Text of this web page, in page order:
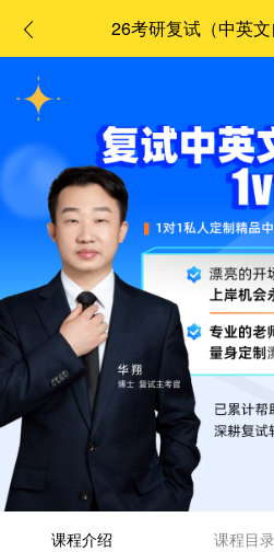
课程介绍 课程目录